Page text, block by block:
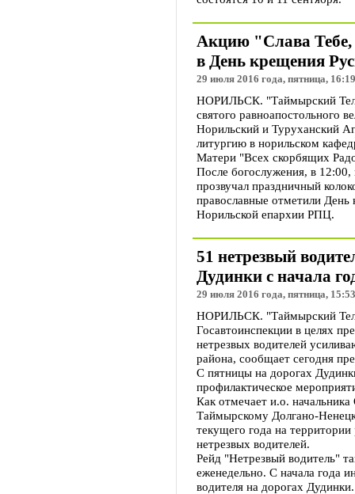
Акцию "Слава Тебе,
в День крещения
29 июля 2016 года, пятница, 16:19
НОРИЛЬСК. "Таймырский
святого равноапостольного
Норильский и Туруханский
литургию в норильском
Матери "Всех скорбящих
После богослужения, в
прозвучал праздничный
православные отметили
Норильской епархии РПЦ.
51 нетрезвый
Дудинки с начала
29 июля 2016 года, пятница, 15:53
НОРИЛЬСК. "Таймырский
Госавтоинспекции в целях
нетрезвых водителей
района, сообщает сегодня
С пятницы на дорогах
профилактическое
Как отмечает и.о.
Таймырскому Долгано-
текущего года на
нетрезвых водителей.
Рейд "Нетрезвый водитель"
еженедельно. С начала года
водителя на дорогах Дудинки.